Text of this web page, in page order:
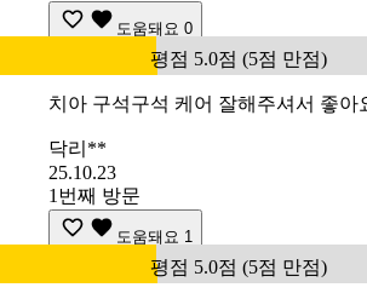
도움돼요 0
평점 5.0점 (5점 만점)
치아 구석구석 케어 잘해주셔서 좋아
닥리**
25.10.23
1번째 방문
도움돼요 1
평점 5.0점 (5점 만점)